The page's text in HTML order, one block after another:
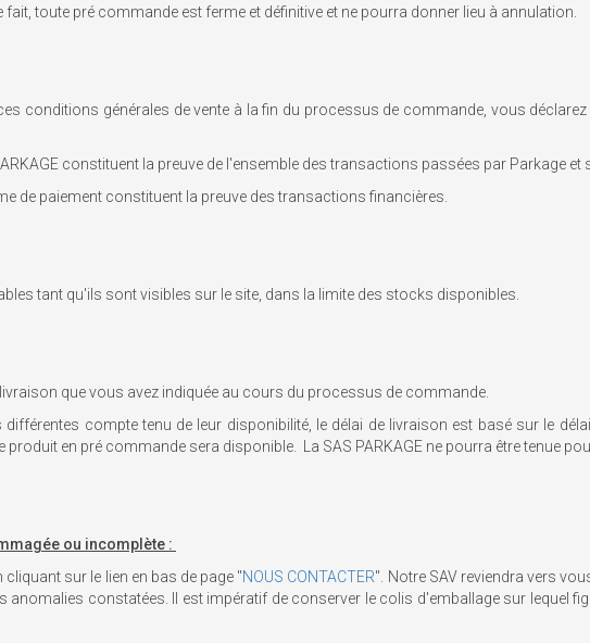
toute pré commande est ferme et définitive et ne pourra donner lieu à annulation.
conditions générales de vente à la fin du processus de commande, vous
constituent la preuve de l'ensemble des transactions passées par Parkage et
de paiement constituent la preuve des transactions financières.
tant qu'ils sont visibles sur le site, dans la limite des stocks disponibles.
que vous avez indiquée au cours du processus de commande.
compte tenu de leur disponibilité, le délai de livraison est basé sur le
produit en pré commande sera disponible. La SAS PARKAGE ne pourra être tenue
ou incomplète :
sur le lien en bas de page "NOUS CONTACTER". Notre SAV reviendra vers
anomalies constatées. Il est impératif de conserver le colis d'emballage sur lequel